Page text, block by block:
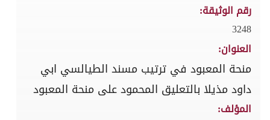
رقم الوثيقة:
3248
العنوان:
منحة المعبود في ترتيب مسند الطيالسي ابي
داود مذيلا بالتعليق المحمود على منحة المعبود
المؤلف: